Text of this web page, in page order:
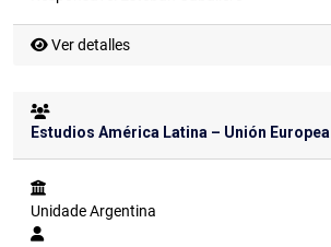
Ver detalles
Estudios América Latina – Unión Europea
UnidadeArgentina